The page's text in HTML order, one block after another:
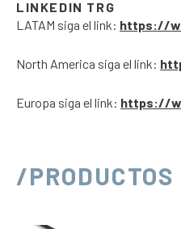
LINKEDIN TRG
LATAM siga el link: https://
North America siga el link:
Europa siga el link: https://
/